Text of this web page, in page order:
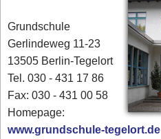
Grundschule
Gerlindeweg 11-23
13505 Berlin-Tegelort
Tel. 030 - 431 17 86‎
Fax: 030 - 431 00 58‎
Homepage:
www.grundschule-tegelort.de